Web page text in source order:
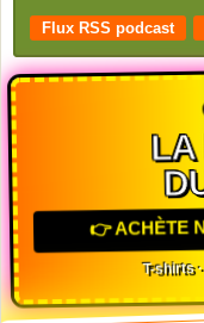
Flux RSS podcast
LA
👉 ACHÈTE
T-shirts